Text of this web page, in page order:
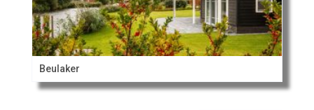
Beulaker